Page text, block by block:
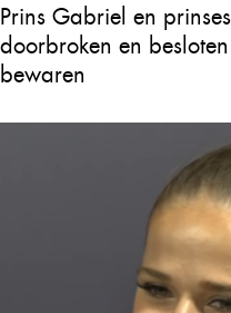
Prins Gabriel en
doorbroken en
bewaren